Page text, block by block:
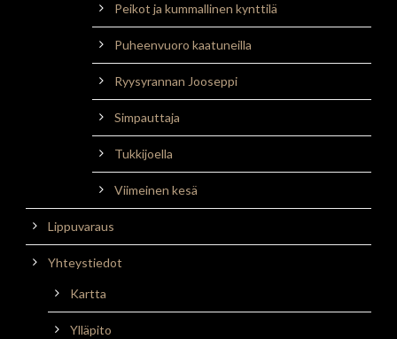
Peikot ja kummallinen kynttilä
Puheenvuoro kaatuneilla
Ryysyrannan Jooseppi
Simpauttaja
Tukkijoella
Viimeinen kesä
Lippuvaraus
Yhteystiedot
Kartta
Ylläpito